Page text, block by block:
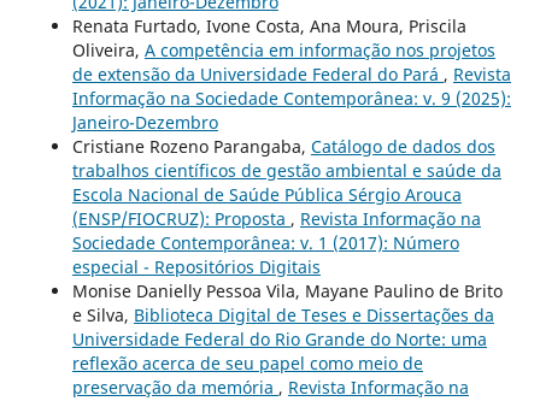
Renata Furtado, Ivone Costa, Ana Moura, Priscila
Oliveira, A competência em informação nos projetos
de extensão da Universidade Federal do Pará , Revista
Informação na Sociedade Contemporânea: v. 9 (2025):
Janeiro-Dezembro
Cristiane Rozeno Parangaba, Catálogo de dados dos
trabalhos científicos de gestão ambiental e saúde da
Escola Nacional de Saúde Pública Sérgio Arouca
(ENSP/FIOCRUZ): Proposta , Revista Informação na
Sociedade Contemporânea: v. 1 (2017): Número
especial - Repositórios Digitais
Monise Danielly Pessoa Vila, Mayane Paulino de Brito
e Silva, Biblioteca Digital de Teses e Dissertações da
Universidade Federal do Rio Grande do Norte: uma
reflexão acerca de seu papel como meio de
preservação da memória , Revista Informação na